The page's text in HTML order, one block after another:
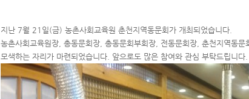
지난 7월 21일(금) 농촌사회교육원 춘천지역동문회가 개최되었습니다.
농촌사회교육원장, 총동문회장, 총동문회부회장, 전동문회장, 춘천지역동
모색하는 자리가 마련되었습니다. 앞으로도 많은 참여와 관심 부탁드립니다.